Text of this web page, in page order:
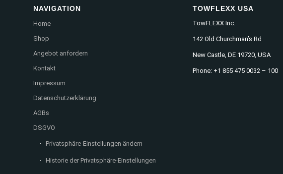
NAVIGATION
Home
Shop
Angebot anfordern
Kontakt
Impressum
Datenschutzerklärung
AGBs
DSGVO
Privatsphäre-Einstellungen ändern
Historie der Privatsphäre-Einstellungen
TOWFLEXX USA
TowFLEXX Inc.
142 Old Churchman’s Rd
New Castle, DE 19720, USA
Phone: +1 855 475 0032 – 100